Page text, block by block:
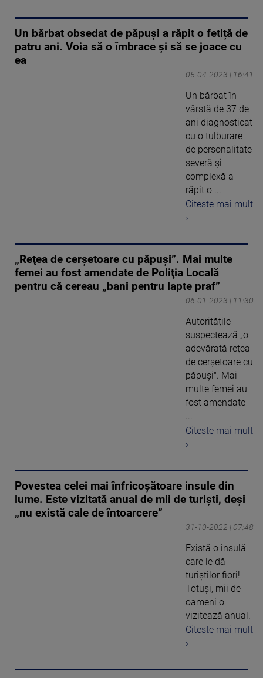
Un bărbat obsedat de păpuși a răpit o fetiță de
patru ani. Voia să o îmbrace și să se joace cu
ea
05-04-2023 | 16:41
Un bărbat în
vârstă de 37 de
ani diagnosticat
cu o tulburare
de personalitate
severă și
complexă a
răpit o ...
Citeste mai mult
›
„Reţea de cerşetoare cu păpuşi”. Mai multe
femei au fost amendate de Poliţia Locală
pentru că cereau „bani pentru lapte praf”
06-01-2023 | 11:30
Autorităţile
suspectează „o
adevărată reţea
de cerşetoare cu
păpuşi". Mai
multe femei au
fost amendate
...
Citeste mai mult
›
Povestea celei mai înfricoșătoare insule din
lume. Este vizitată anual de mii de turiști, deși
„nu există cale de întoarcere”
31-10-2022 | 07:48
Există o insulă
care le dă
turiștilor fiori!
Totuşi, mii de
oameni o
vizitează anual.
Citeste mai mult
›